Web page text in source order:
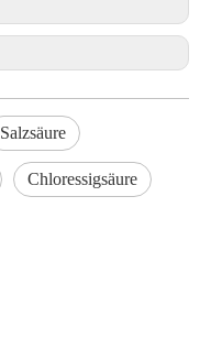
Salzsäure
Chloressigsäure